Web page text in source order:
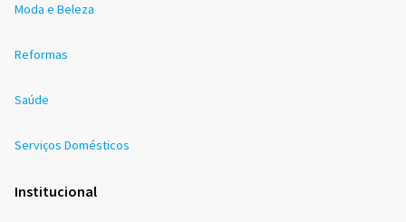
Moda e Beleza
Reformas
Saúde
Serviços Domésticos
Institucional